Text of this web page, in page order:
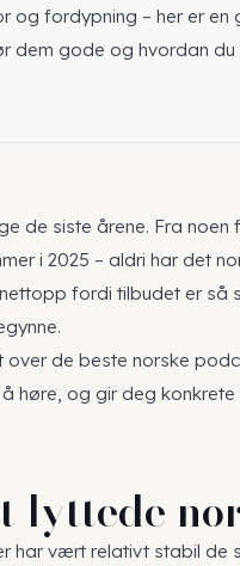
og fordypning – her er
dem gode og hvordan du
de siste årene. Fra noen
i 2025 – aldri har det
fordi tilbudet er så
over de beste norske
høre, og gir deg
lyttede
har vært relativt stabil de